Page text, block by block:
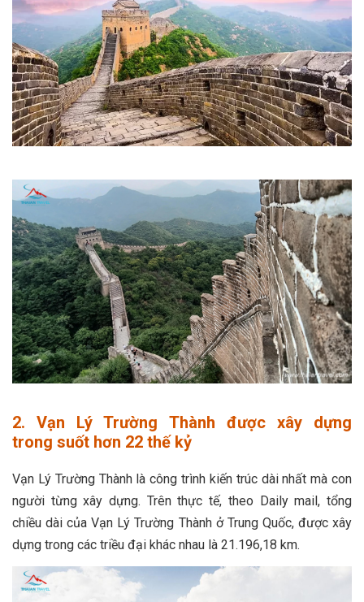
2. Vạn Lý Trường Thành được xây dựng
trong suốt hơn 22 thế kỷ
Vạn Lý Trường Thành là công trình kiến trúc dài nhất mà con
người từng xây dựng. Trên thực tế, theo Daily mail, tổng
chiều dài của Vạn Lý Trường Thành ở Trung Quốc, được xây
dựng trong các triều đại khác nhau là 21.196,18 km.